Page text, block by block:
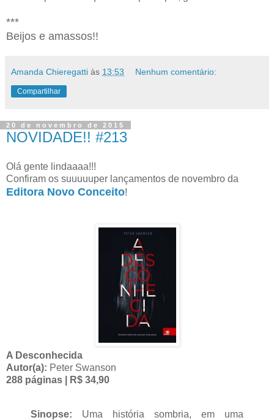
***
Beijos e amassos!!
Amanda Chieregatti às 13:53 Nenhum comentário:
Compartilhar
20 de novembro de 2015
NOVIDADE!! #213
Olá gente lindaaaa!!!
Confiram os suuuuuper lançamentos de novembro da
Editora Novo Conceito!
A Desconhecida
Autor(a): Peter Swanson
288 páginas | R$ 34,90
Sinopse: Uma história sombria, em uma